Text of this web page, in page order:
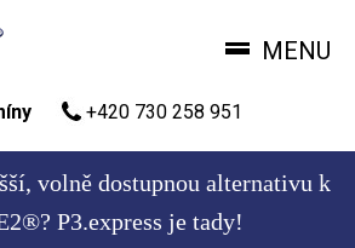
MENU
+420 730 258 951
volně dostupnou alternativu k
P3.express je tady!